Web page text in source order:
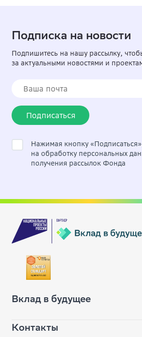
Подписка на новости
Подпишитесь на нашу рассылку,
за актуальными новостями и
Подписаться
Нажимая кнопку
на обработку персональных
получения рассылок Фонда
Вклад в будущее
О фонде
Контакты